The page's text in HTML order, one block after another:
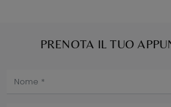
PRENOTA IL TUO